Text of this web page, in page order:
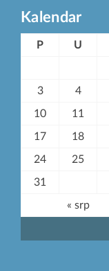
Kalendar
P U
3 4
10 11
17 18
24 25
31
« srp